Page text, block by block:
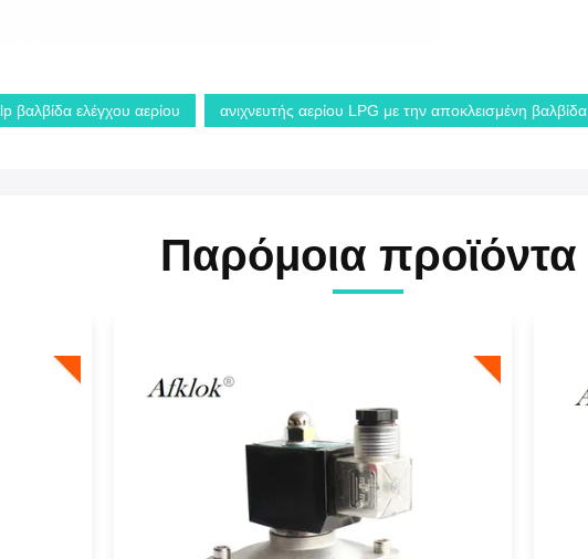
lp βαλβίδα ελέγχου αερίου ανιχνευτής αερίου LPG με την αποκλεισμένη βαλβίδα
Παρόμοια προϊόντα